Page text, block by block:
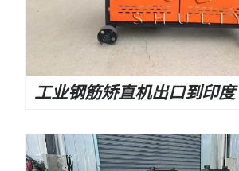
工业钢筋矫直机出口到印度